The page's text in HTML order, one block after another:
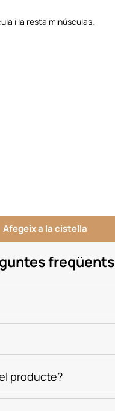
i la resta minúsculas.
Afegeix a la cistella
freqüents
producte?